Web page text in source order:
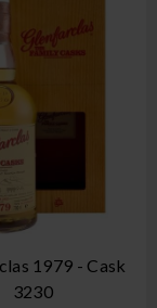
1979 - Cask
3230